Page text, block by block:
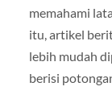
memahami
itu, artikel
lebih mudah
berisi